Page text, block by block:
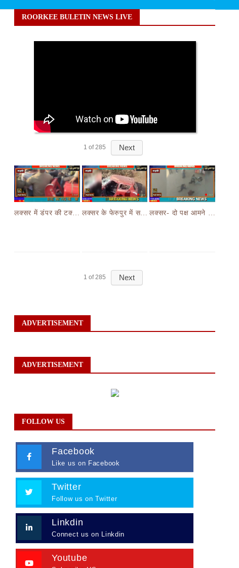
ROORKEE BULETIN NEWS LIVE
1 of 285 Next
लक्सर में डंपर की टक्कर से मासूम बच्चे की मौत के बाद हंगामा,आक्रोशित भीड़ ने डंपर चालक की करी पिटाई लक्सर के फेरुपुर में सड़क हादसे ने छीनी तीन लोगों की जान,कार और ई रिक्शा की भयानक हुई टक्कर
1 of 285 Next
ADVERTISEMENT
ADVERTISEMENT
FOLLOW US
Facebook
Like us on Facebook
Twitter
Follow us on Twitter
Linkdin
Connect us on Linkdin
Youtube